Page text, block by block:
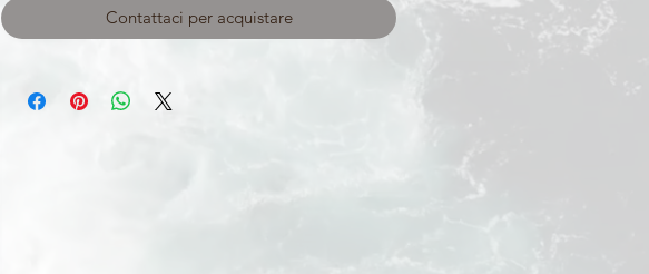
Contattaci per acquistare